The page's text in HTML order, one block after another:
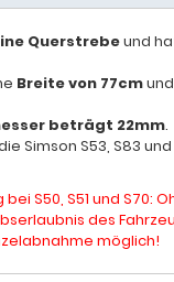
Querstrebeund
Breite von 77cm
beträgt 22mm.
Simson S53, S83 und
S50, S51 und S70:
des
möglich!